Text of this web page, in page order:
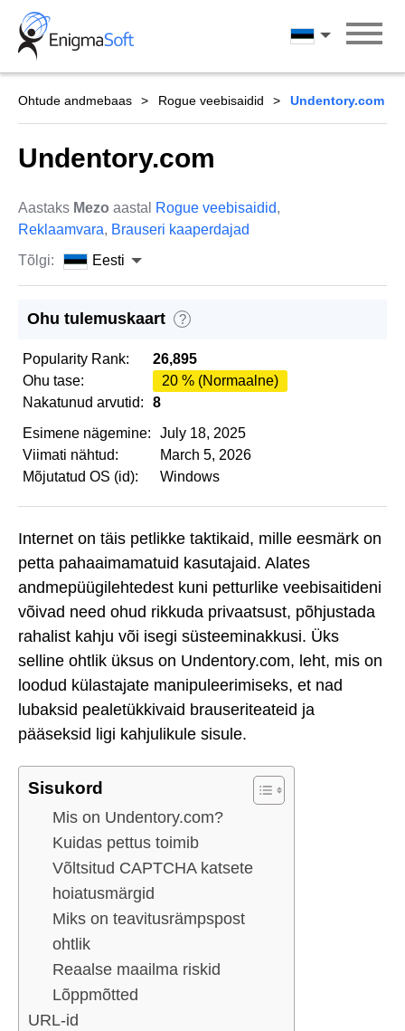
Skip
content
Eesti
Ohtude andmebaas Rogue veebisaidid Undentory.com
Undentory.com
Aastaks Mezo aastal Rogue veebisaidid,
Reklaamvara, Brauseri kaaperdajad
Tõlgi:
Eesti
Ohu tulemuskaart ?
Popularity Rank:
26,895
Ohu tase:
20 % (Normaalne)
Nakatunud arvutid:
8
Esimene nägemine:
July 18, 2025
Viimati nähtud:
March 5, 2026
Mõjutatud OS (id):
Windows
Internet on täis petlikke taktikaid, mille eesmärk on
petta pahaaimamatuid kasutajaid. Alates
andmepüügilehtedest kuni petturlike veebisaitideni
võivad need ohud rikkuda privaatsust, põhjustada
rahalist kahju või isegi süsteeminakkusi. Üks
selline ohtlik üksus on Undentory.com, leht, mis on
loodud külastajate manipuleerimiseks, et nad
lubaksid pealetükkivaid brauseriteateid ja
pääseksid ligi kahjulikule sisule.
Sisukord
Mis on Undentory.com?
Kuidas pettus toimib
Võltsitud CAPTCHA katsete
hoiatusmärgid
Miks on teavitusrämpspost
ohtlik
Reaalse maailma riskid
Lõppmõtted
URL-id